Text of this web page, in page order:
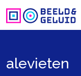
alevieten